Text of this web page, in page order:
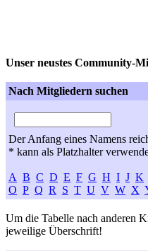
Unser neustes Community-
Nach Mitgliedern suchen
Der Anfang eines Namens
* kann als Platzhalter
A B C D E F G H I J K
O P Q R S T U V W X
Um die Tabelle nach anderen
jeweilige Überschrift!